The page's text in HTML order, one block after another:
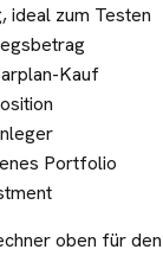
ideal zum Testen
Kauf
Portfolio
oben für